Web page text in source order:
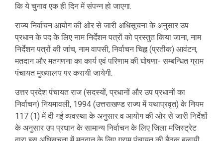
कि ये चुनाव एक ही दिन में संपन्न हो जाएगा.
राज्य निर्वाचन आयोग की ओर से जारी अधिसूचना के अनुसार उप
प्रधान के पद के लिए नाम निर्देशन पत्रों को प्रस्तुत किया जाना, नाम
निर्देशन पत्रों की जांच, नाम वापसी, निर्वाचन चिह्न (प्रतीक) आवंटन,
मतदान और मतगणना का कार्य एवं परिणाम की घोषणा- सम्बन्धित ग्राम
पंचायत मुख्यालय पर करायी जायेगी.
उत्तर प्रदेश पंचायत राज (सदस्यों, प्रधानों और उप प्रधानों का
निर्वाचन) नियमावली, 1994 (उत्तराखण्ड राज्य में यथाप्रवृत) के नियम
117 (1) में दी गई व्यवस्था के अनुसार व आयोग की ओर से जारी निर्देशों
के अनुसार उप प्रधान के सामान्य निर्वाचन के लिए जिला मजिस्ट्रेट